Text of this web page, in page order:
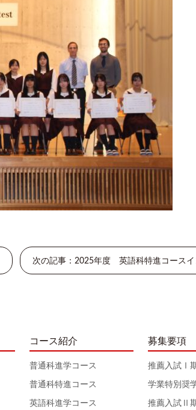
次の記事：2025年度 英語科特進コース
コース紹介
普通科進学コース
普通科特進コース
英語科進学コース
募集要項
推薦入試Ⅰ
学業特別奨
推薦入試Ⅱ